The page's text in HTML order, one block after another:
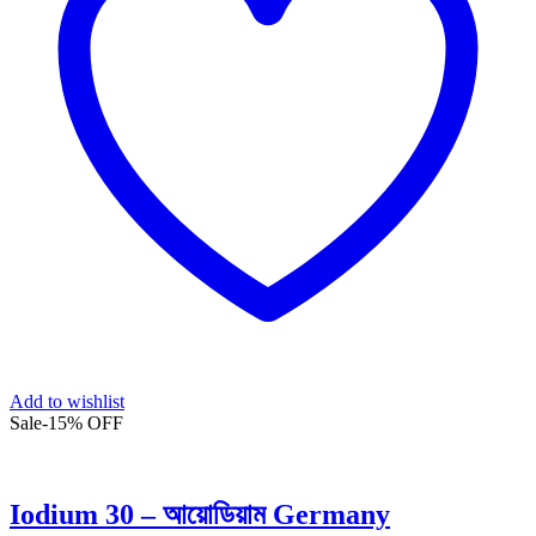
Add to wishlist
Sale-15% OFF
Iodium 30 – আয়োডিয়াম Germany